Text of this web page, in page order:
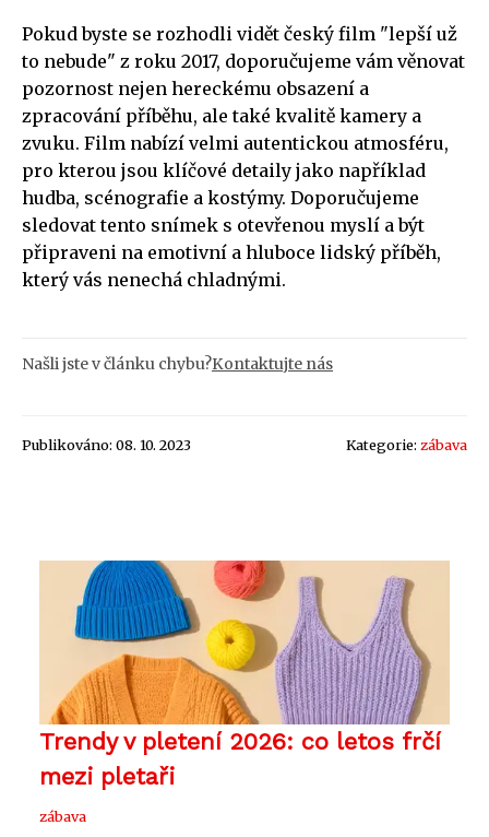
Pokud byste se rozhodli vidět český film "lepší už
to nebude" z roku 2017, doporučujeme vám věnovat
pozornost nejen hereckému obsazení a
zpracování příběhu, ale také kvalitě kamery a
zvuku. Film nabízí velmi autentickou atmosféru,
pro kterou jsou klíčové detaily jako například
hudba, scénografie a kostýmy. Doporučujeme
sledovat tento snímek s otevřenou myslí a být
připraveni na emotivní a hluboce lidský příběh,
který vás nenechá chladnými.
Našli jste v článku chybu?Kontaktujte nás
Publikováno: 08. 10. 2023 Kategorie: zábava
Trendy v pletení 2026: co letos frčí
mezi pletaři
zábava